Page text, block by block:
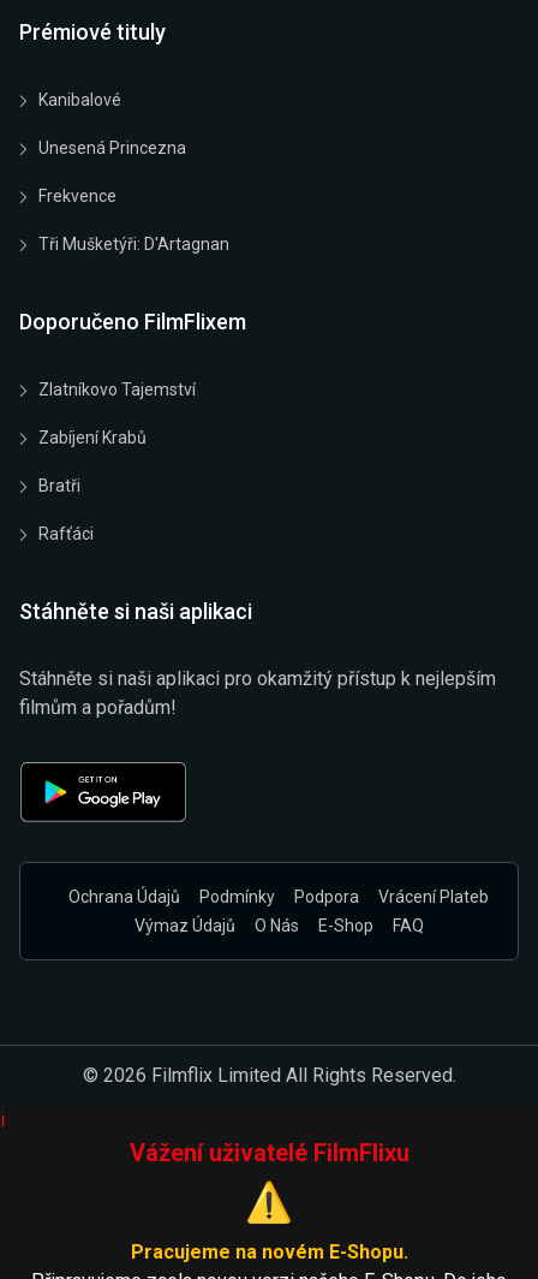
Prémiové tituly
Kanibalové
Unesená Princezna
Frekvence
Tři Mušketýři: D'Artagnan
Doporučeno FilmFlixem
Zlatníkovo Tajemství
Zabíjení Krabů
Bratři
Rafťáci
Stáhněte si naši aplikaci
Stáhněte si naši aplikaci pro okamžitý přístup k nejlepším
filmům a pořadům!
Ochrana Údajů Podmínky Podpora
Vrácení Plateb
Výmaz Údajů
O Nás E-Shop FAQ
© 2026 Filmflix Limited All Rights Reserved.
i
Vážení uživatelé FilmFlixu
⚠️
Pracujeme na novém E-Shopu.